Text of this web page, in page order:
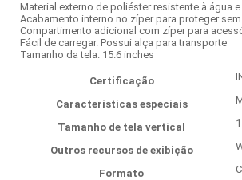
Material externo de poliéster resistente à água
Acabamento interno no zíper para proteger
Compartimento adicional com zíper para
Fácil de carregar. Possui alça para transporte
Tamanho da tela. 15.6 inches
Certificação
Características especiais
Tamanho de tela vertical
Outros recursos de exibição
Formato